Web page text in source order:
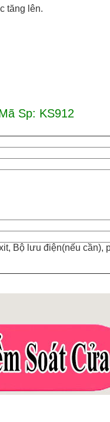
tăng lên.
Sp: KS912
Bộ lưu điện(nếu cần),